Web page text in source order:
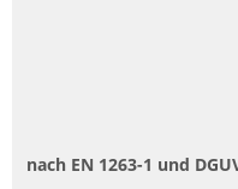
nach EN 1263-1 und